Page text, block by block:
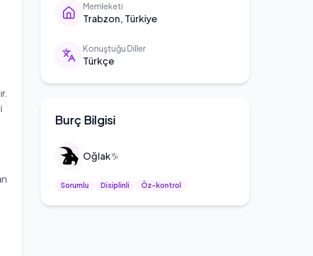
Memleketi
Trabzon, Türkiye
Konuştuğu Diller
Türkçe
Burç Bilgisi
Oğlak♑
Sorumlu Disiplinli Öz-kontrol